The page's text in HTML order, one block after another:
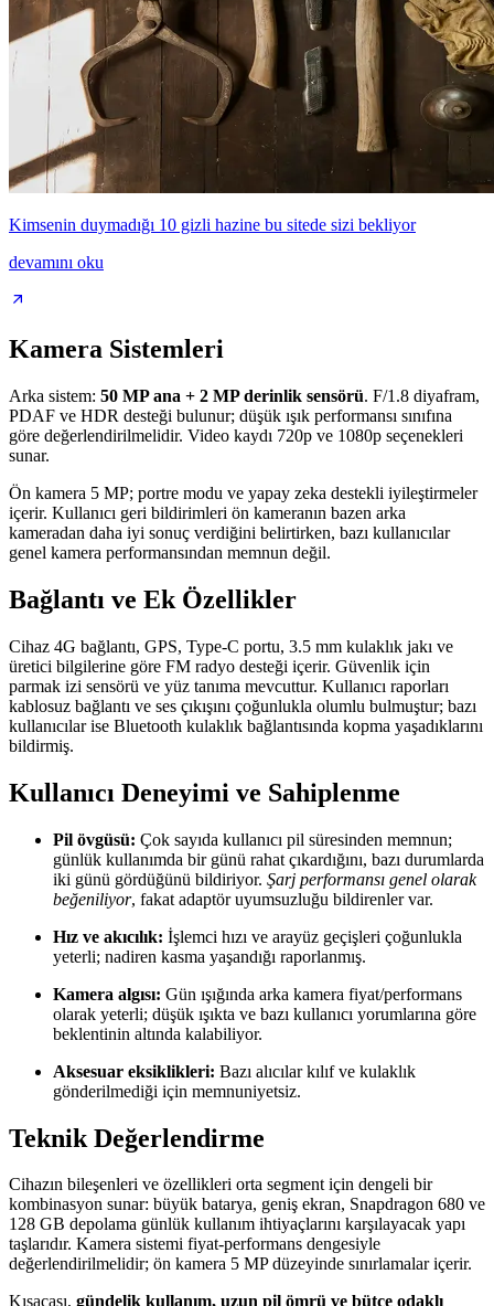
Kimsenin duymadığı 10 gizli hazine bu sitede sizi bekliyor
devamını oku
Kamera Sistemleri
Arka sistem: 50 MP ana + 2 MP derinlik sensörü. F/1.8 diyafram,
PDAF ve HDR desteği bulunur; düşük ışık performansı sınıfına
göre değerlendirilmelidir. Video kaydı 720p ve 1080p seçenekleri
sunar.
Ön kamera 5 MP; portre modu ve yapay zeka destekli iyileştirmeler
içerir. Kullanıcı geri bildirimleri ön kameranın bazen arka
kameradan daha iyi sonuç verdiğini belirtirken, bazı kullanıcılar
genel kamera performansından memnun değil.
Bağlantı ve Ek Özellikler
Cihaz 4G bağlantı, GPS, Type-C portu, 3.5 mm kulaklık jakı ve
üretici bilgilerine göre FM radyo desteği içerir. Güvenlik için
parmak izi sensörü ve yüz tanıma mevcuttur. Kullanıcı raporları
kablosuz bağlantı ve ses çıkışını çoğunlukla olumlu bulmuştur; bazı
kullanıcılar ise Bluetooth kulaklık bağlantısında kopma yaşadıklarını
bildirmiş.
Kullanıcı Deneyimi ve Sahiplenme
Pil övgüsü: Çok sayıda kullanıcı pil süresinden memnun;
günlük kullanımda bir günü rahat çıkardığını, bazı durumlarda
iki günü gördüğünü bildiriyor. Şarj performansı genel olarak
beğeniliyor, fakat adaptör uyumsuzluğu bildirenler var.
Hız ve akıcılık: İşlemci hızı ve arayüz geçişleri çoğunlukla
yeterli; nadiren kasma yaşandığı raporlanmış.
Kamera algısı: Gün ışığında arka kamera fiyat/performans
olarak yeterli; düşük ışıkta ve bazı kullanıcı yorumlarına göre
beklentinin altında kalabiliyor.
Aksesuar eksiklikleri: Bazı alıcılar kılıf ve kulaklık
gönderilmediği için memnuniyetsiz.
Teknik Değerlendirme
Cihazın bileşenleri ve özellikleri orta segment için dengeli bir
kombinasyon sunar: büyük batarya, geniş ekran, Snapdragon 680 ve
128 GB depolama günlük kullanım ihtiyaçlarını karşılayacak yapı
taşlarıdır. Kamera sistemi fiyat-performans dengesiyle
değerlendirilmelidir; ön kamera 5 MP düzeyinde sınırlamalar içerir.
Kısacası, gündelik kullanım, uzun pil ömrü ve bütçe odaklı